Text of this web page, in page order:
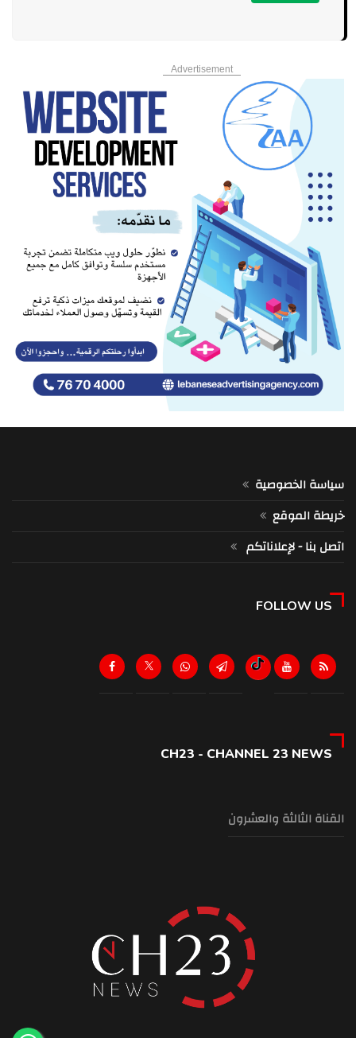
Advertisement
سياسة الخصوصية
خريطة الموقع
اتصل بنا - لإعلاناتكم
FOLLOW US
CH23 - CHANNEL 23 NEWS
القناة الثالثة والعشرون